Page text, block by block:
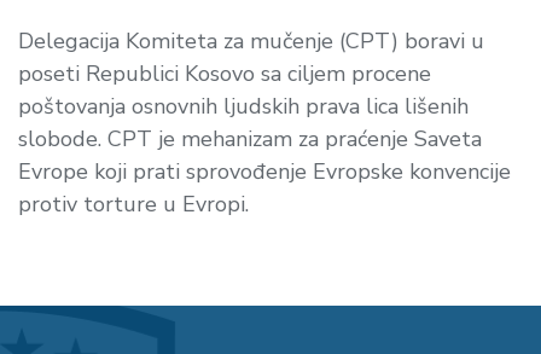
Delegacija Komiteta za mučenje (CPT) boravi u
poseti Republici Kosovo sa ciljem procene
poštovanja osnovnih ljudskih prava lica lišenih
slobode. CPT je mehanizam za praćenje Saveta
Evrope koji prati sprovođenje Evropske konvencije
protiv torture u Evropi.